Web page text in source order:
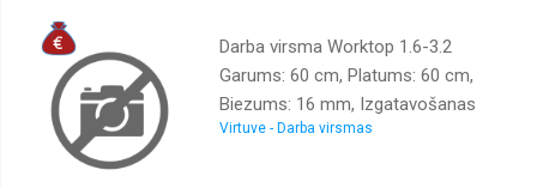
Darba virsma Worktop 1.6-3.2
Garums: 60 cm, Platums: 60 cm,
Biezums: 16 mm, Izgatavošanas
materiāls: LKSP + PVH, Krāsa: melni
Virtuve - Darba virsmas